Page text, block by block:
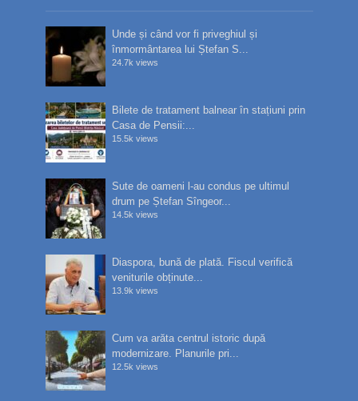
Unde și când vor fi priveghiul și
înmormântarea lui Ștefan S...
24.7k views
Bilete de tratament balnear în stațiuni prin
Casa de Pensii:...
15.5k views
Sute de oameni l-au condus pe ultimul
drum pe Ștefan Sîngeor...
14.5k views
Diaspora, bună de plată. Fiscul verifică
veniturile obținute...
13.9k views
Cum va arăta centrul istoric după
modernizare. Planurile pri...
12.5k views